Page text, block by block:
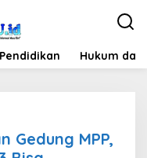
Pendidikan Hukum
Gedung MPP,